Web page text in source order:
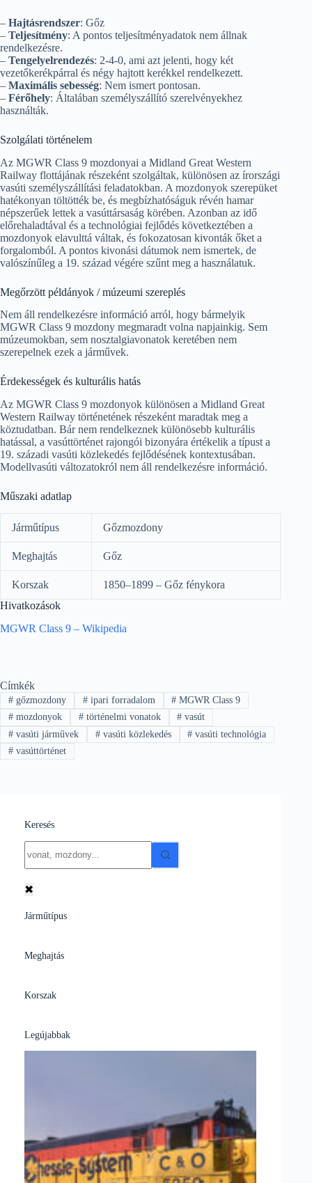
– Hajtásrendszer: Gőz
– Teljesítmény: A pontos teljesítményadatok nem állnak
rendelkezésre.
– Tengelyelrendezés: 2-4-0, ami azt jelenti, hogy két
vezetőkerékpárral és négy hajtott kerékkel rendelkezett.
– Maximális sebesség: Nem ismert pontosan.
– Férőhely: Általában személyszállító szerelvényekhez
használták.
Szolgálati történelem
Az MGWR Class 9 mozdonyai a Midland Great Western
Railway flottájának részeként szolgáltak, különösen az írországi
vasúti személyszállítási feladatokban. A mozdonyok szerepüket
hatékonyan töltötték be, és megbízhatóságuk révén hamar
népszerűek lettek a vasúttársaság körében. Azonban az idő
előrehaladtával és a technológiai fejlődés következtében a
mozdonyok elavulttá váltak, és fokozatosan kivonták őket a
forgalomból. A pontos kivonási dátumok nem ismertek, de
valószínűleg a 19. század végére szűnt meg a használatuk.
Megőrzött példányok / múzeumi szereplés
Nem áll rendelkezésre információ arról, hogy bármelyik
MGWR Class 9 mozdony megmaradt volna napjainkig. Sem
múzeumokban, sem nosztalgiavonatok keretében nem
szerepelnek ezek a járművek.
Érdekességek és kulturális hatás
Az MGWR Class 9 mozdonyok különösen a Midland Great
Western Railway történetének részeként maradtak meg a
köztudatban. Bár nem rendelkeznek különösebb kulturális
hatással, a vasúttörténet rajongói bizonyára értékelik a típust a
19. századi vasúti közlekedés fejlődésének kontextusában.
Modellvasúti változatokról nem áll rendelkezésre információ.
Műszaki adatlap
Járműtípus Gőzmozdony
Meghajtás Gőz
Korszak
1850–1899 – Gőz fénykora
Hivatkozások
MGWR Class 9 – Wikipedia
Címkék
#gőzmozdony #ipari forradalom # MGWR Class 9
#mozdonyok #történelmi vonatok # vasút
#vasúti járművek #vasúti közlekedés # vasúti technológia
#vasúttörténet
Keresés
results
✖
Járműtípus
Meghajtás
Korszak
Legújabbak